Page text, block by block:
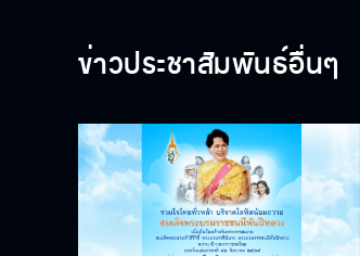
รวมใจไทยทั่วหล้า บริจาคโลหิตน้อม
ถวาย ‘สมเด็จพระบรมราชชนนีพันปี